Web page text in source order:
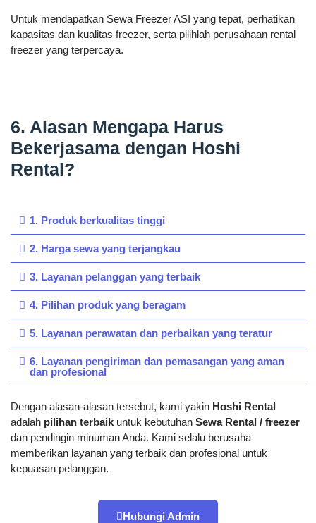
Untuk mendapatkan Sewa Freezer ASI yang tepat, perhatikan
kapasitas dan kualitas freezer, serta pilihlah perusahaan rental
freezer yang terpercaya.
6. Alasan Mengapa Harus
Bekerjasama dengan Hoshi
Rental?
1. Produk berkualitas tinggi
2. Harga sewa yang terjangkau
3. Layanan pelanggan yang terbaik
4. Pilihan produk yang beragam
5. Layanan perawatan dan perbaikan yang teratur
6. Layanan pengiriman dan pemasangan yang aman
dan profesional
Dengan alasan-alasan tersebut, kami yakin Hoshi Rental
adalah pilihan terbaik untuk kebutuhan Sewa Rental / freezer
dan pendingin minuman Anda. Kami selalu berusaha
memberikan layanan yang terbaik dan profesional untuk
kepuasan pelanggan.
Hubungi Admin